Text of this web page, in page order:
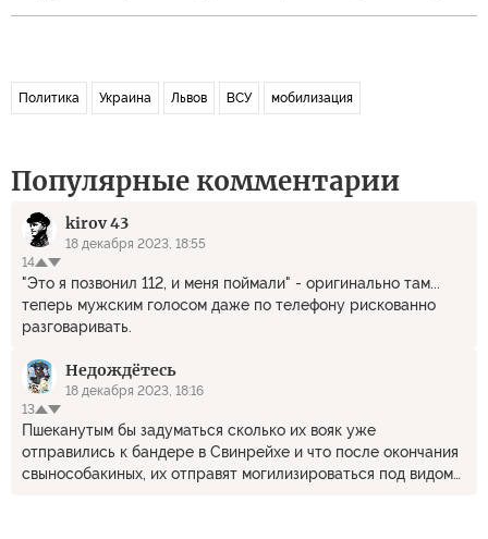
Политика Украина Львов ВСУ мобилизация
Популярные комментарии
kirov 43
18 декабря 2023, 18:55
14
"Это я позвонил 112, и меня поймали" - оригинально там...
теперь мужским голосом даже по телефону рискованно
разговаривать.
Недождётесь
18 декабря 2023, 18:16
13
Пшеканутым бы задуматься сколько их вояк уже
отправились к бандере в Свинрейхе и что после окончания
свынособакиных, их отправят могилизироваться под видом